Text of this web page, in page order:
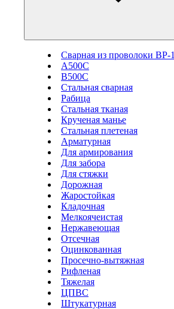
Сварная из проволоки ВР-1
А500С
В500С
Стальная сварная
Рабица
Стальная тканая
Крученая манье
Стальная плетеная
Арматурная
Для армирования
Для забора
Для стяжки
Дорожная
Жаростойкая
Кладочная
Мелкоячеистая
Нержавеющая
Отсечная
Оцинкованная
Просечно-вытяжная
Рифленая
Тяжелая
ЦПВС
Штукатурная